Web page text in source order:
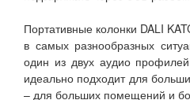
Портативные колонки DALI
в самых разнообразных
один из двух аудио
идеально подходит для
– для больших помещений и